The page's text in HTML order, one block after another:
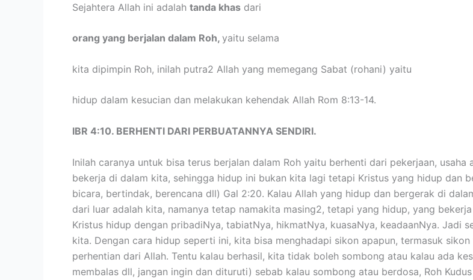
Sejahtera Allah ini adalah tanda khas dari
orang yang berjalan dalam Roh, yaitu selama
kita dipimpin Roh, inilah putra2 Allah yang memegang Sabat (rohani) yaitu
hidup dalam kesucian dan melakukan kehendak Allah Rom 8:13-14.
IBR 4:10. BERHENTI DARI PERBUATANNYA SENDIRI.
Inilah caranya untuk bisa terus berjalan dalam Roh yaitu berhenti dari pekerjaan,
bekerja di dalam kita, sehingga hidup ini bukan kita lagi tetapi Kristus yang hidup dan
bicara, bertindak, berencana dll) Gal 2:20. Kalau Allah yang hidup dan bergerak di
dari luar adalah kita, namanya tetap namakita masing2, tetapi yang hidup, yang
Kristus hidup dengan pribadiNya, tabiatNya, hikmatNya, kuasaNya, keadaanNya. Jadi
kita. Dengan cara hidup seperti ini, kita bisa menghadapi sikon apapun, termasuk
perhentian dari Allah. Tentu kalau berhasil, kita tidak boleh sombong atau kalau ada
membalas dll, jangan ingin dan dituruti) sebab kalau sombong atau berdosa, Roh